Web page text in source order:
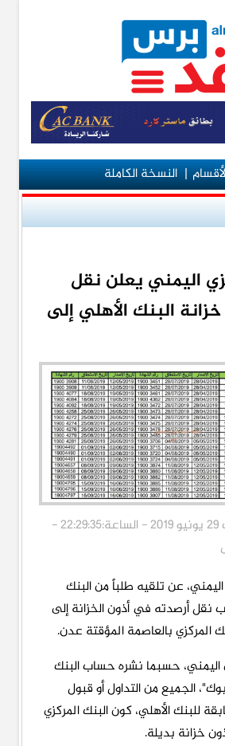
|النسخة الكاملة
اليمني يعلن نقل
البنك الأهلي إلى
تاريخ النشر: السبت 29 يونيو 2019 - الساعة:22:29:35 -
اليمني، عن تلقيه طلباً من البنك
نقل أرصدته في أذون الخزانة إلى
المركزي بالعاصمة المؤقتة عدن.
اليمني، حسبما نشره حساب البنك
الجميع من التداول أو قبول
للبنك الأهلي، كون البنك المركزي
خزانة بديلة.